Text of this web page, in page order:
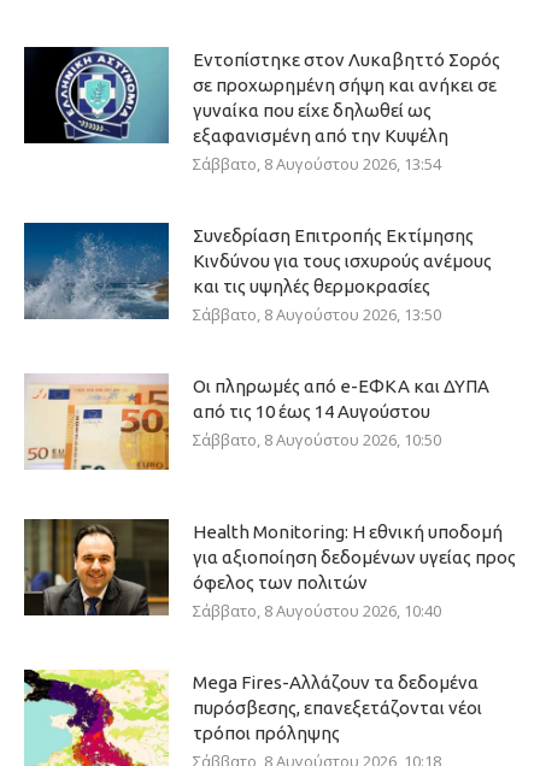
Εντοπίστηκε στον Λυκαβηττό Σορός
σε προχωρημένη σήψη και ανήκει σε
γυναίκα που είχε δηλωθεί ως
εξαφανισμένη από την Κυψέλη
Σάββατο, 8 Αυγούστου 2026, 13:54
Συνεδρίαση Επιτροπής Εκτίμησης
Κινδύνου για τους ισχυρούς ανέμους
και τις υψηλές θερμοκρασίες
Σάββατο, 8 Αυγούστου 2026, 13:50
Οι πληρωμές από e-ΕΦΚΑ και ΔΥΠΑ
από τις 10 έως 14 Αυγούστου
Σάββατο, 8 Αυγούστου 2026, 10:50
Health Monitoring: Η εθνική υποδομή
για αξιοποίηση δεδομένων υγείας προς
όφελος των πολιτών
Σάββατο, 8 Αυγούστου 2026, 10:40
Mega Fires-Αλλάζουν τα δεδομένα
πυρόσβεσης, επανεξετάζονται νέοι
τρόποι πρόληψης
Σάββατο, 8 Αυγούστου 2026, 10:18